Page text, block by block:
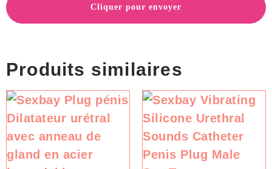
Cliquer pour envoyer
Produits similaires